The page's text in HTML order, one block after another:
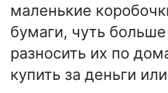
маленькие
бумаги, чуть
разносить их по
купить за деньги